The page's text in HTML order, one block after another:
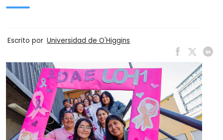
Escrito por Universidad de O'Higgins